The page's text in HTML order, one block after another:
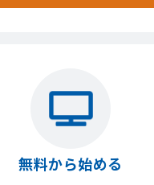
無料から始める